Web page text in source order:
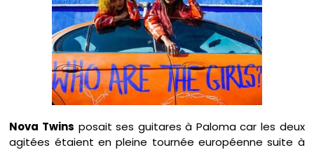
Nova Twins posait ses guitares à Paloma car les deux
agitées étaient en pleine tournée européenne suite à